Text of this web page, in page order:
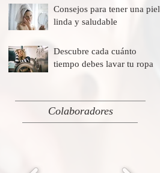
Consejos para tener una piel
linda y saludable
Descubre cada cuánto
tiempo debes lavar tu ropa
Colaboradores